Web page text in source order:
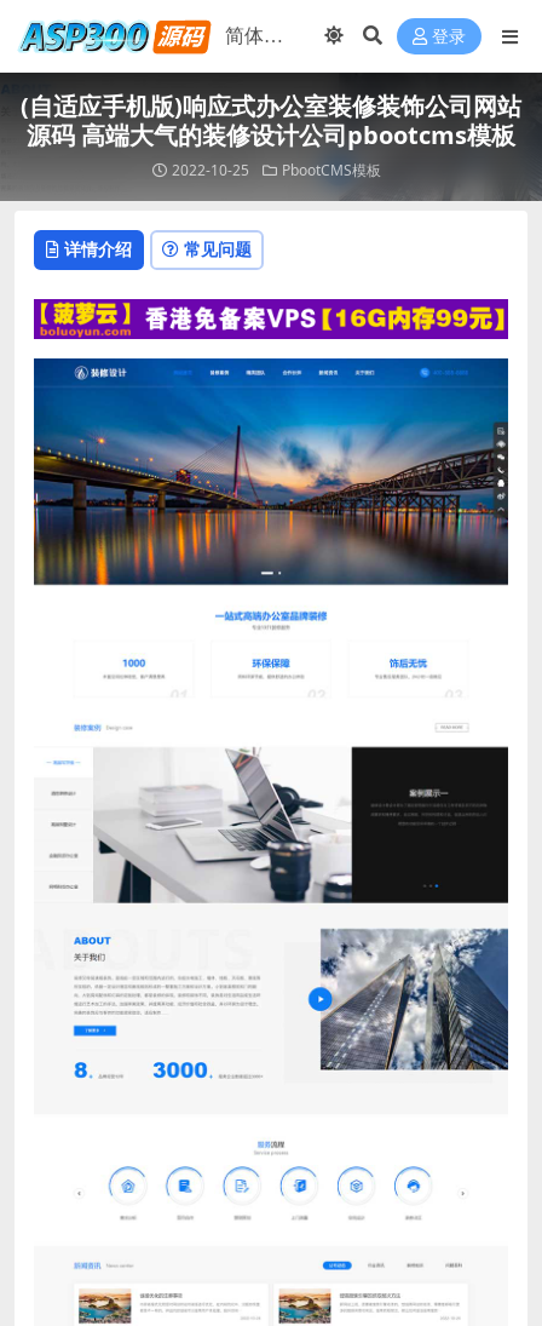
登录
(自适应手机版)响应式办公室装修装饰公司网站
源码 高端大气的装修设计公司pbootcms模板
2022-10-25 PbootCMS模板
详情介绍 常见问题